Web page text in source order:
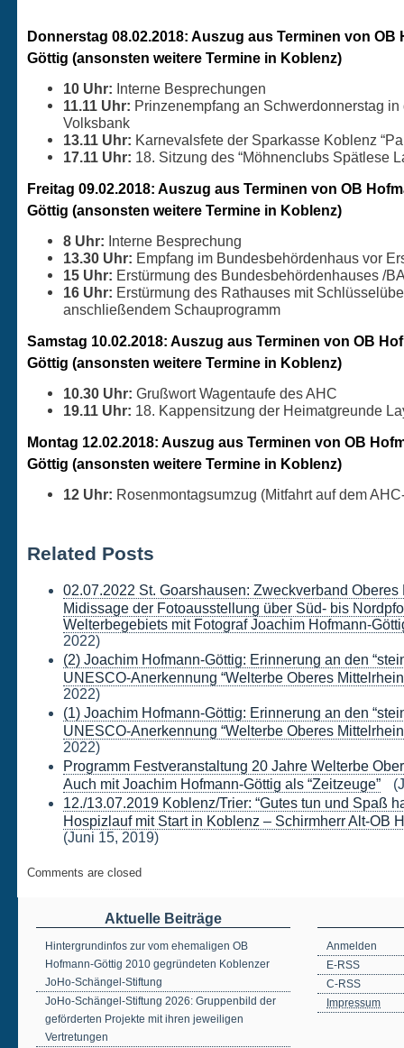
Donnerstag 08.02.2018: Auszug aus Terminen von OB
Göttig (ansonsten weitere Termine in Koblenz)
10 Uhr: Interne Besprechungen
11.11 Uhr: Prinzenempfang an Schwerdonnerstag in
Volksbank
13.11 Uhr: Karnevalsfete der Sparkasse Koblenz
17.11 Uhr: 18. Sitzung des “Möhnenclubs Spätlese
Freitag 09.02.2018: Auszug aus Terminen von OB
Göttig (ansonsten weitere Termine in Koblenz)
8 Uhr: Interne Besprechung
13.30 Uhr: Empfang im Bundesbehördenhaus vor
15 Uhr: Erstürmung des Bundesbehördenhauses /
16 Uhr: Erstürmung des Rathauses mit
anschließendem Schauprogramm
Samstag 10.02.2018: Auszug aus Terminen von OB
Göttig (ansonsten weitere Termine in Koblenz)
10.30 Uhr: Grußwort Wagentaufe des AHC
19.11 Uhr: 18. Kappensitzung der Heimatgreunde
Montag 12.02.2018: Auszug aus Terminen von OB
Göttig (ansonsten weitere Termine in Koblenz)
12 Uhr: Rosenmontagsumzug (Mitfahrt auf dem
Related Posts
02.07.2022 St. Goarshausen: Zweckverband Oberes
Midissage der Fotoausstellung über Süd- bis
Welterbegebiets mit Fotograf Joachim Hofmann-
2022)
(2) Joachim Hofmann-Göttig: Erinnerung an den
UNESCO-Anerkennung “Welterbe Oberes
2022)
(1) Joachim Hofmann-Göttig: Erinnerung an den
UNESCO-Anerkennung “Welterbe Oberes
2022)
Programm Festveranstaltung 20 Jahre Welterbe
Auch mit Joachim Hofmann-Göttig als “Zeitzeuge”
12./13.07.2019 Koblenz/Trier: “Gutes tun und Spaß
Hospizlauf mit Start in Koblenz – Schirmherr Alt-OB
(Juni 15, 2019)
Comments are closed
Aktuelle Beiträge
Hintergrundinfos zur vom ehemaligen OB
Hofmann-Göttig 2010 gegründeten Koblenzer
JoHo-Schängel-Stiftung
JoHo-Schängel-Stiftung 2026: Gruppenbild der
geförderten Projekte mit ihren jeweiligen
Vertretungen
Anmelden
E-RSS
C-RSS
Impressum